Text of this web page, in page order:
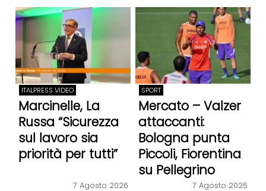
ITALPRESS VIDEO
Marcinelle, La
Russa “Sicurezza
sul lavoro sia
priorità per tutti”
7 Agosto 2026
SPORT
Mercato – Valzer
attaccanti:
Bologna punta
Piccoli, Fiorentina
su Pellegrino
7 Agosto 2026